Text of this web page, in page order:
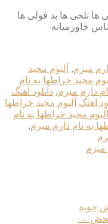
میرم, آلبوم مجید
مجید خراطها به نام
دارم میرم, دانلود آهنگ
اهنگ آلبوم مجید خراطها
مجید خراطها به نام
به نام دارم میرم,
میرم
خوبه
محض →